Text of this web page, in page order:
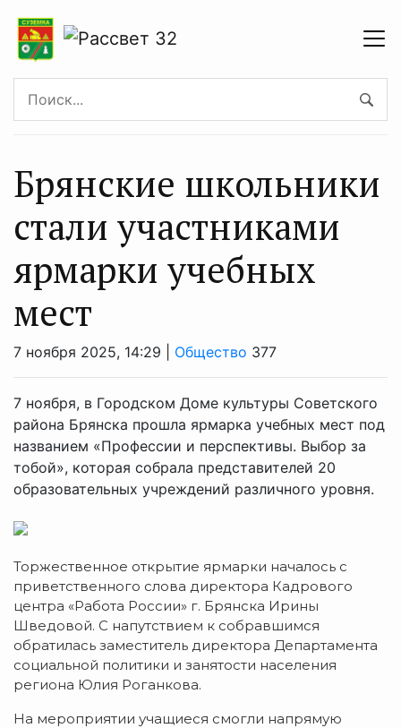
Брянские школьники
стали участниками
ярмарки учебных
мест
7 ноября 2025, 14:29 | Общество 377
7 ноября, в Городском Доме культуры Советского
района Брянска прошла ярмарка учебных мест под
названием «Профессии и перспективы. Выбор за
тобой», которая собрала представителей 20
образовательных учреждений различного уровня.
Торжественное открытие ярмарки началось с
приветственного слова директора Кадрового
центра «Работа России» г. Брянска Ирины
Шведовой. С напутствием к собравшимся
обратилась заместитель директора Департамента
социальной политики и занятости населения
региона Юлия Роганкова.
На мероприятии учащиеся смогли напрямую